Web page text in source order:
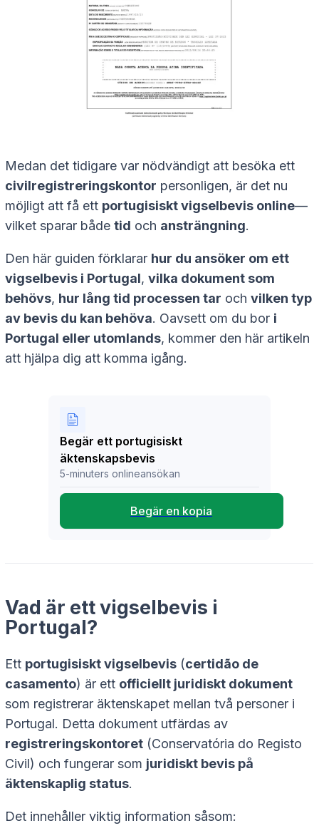
Medan det tidigare var nödvändigt att besöka ett
civilregistreringskontor personligen, är det nu
möjligt att få ett portugisiskt vigselbevis online—
vilket sparar både tid och ansträngning.
Den här guiden förklarar hur du ansöker om ett
vigselbevis i Portugal, vilka dokument som
behövs, hur lång tid processen tar och vilken typ
av bevis du kan behöva. Oavsett om du bor i
Portugal eller utomlands, kommer den här artikeln
att hjälpa dig att komma igång.
Begär ett portugisiskt
äktenskapsbevis
5-minuters onlineansökan
Begär en kopia
Vad är ett vigselbevis i
Portugal?
Ett portugisiskt vigselbevis (certidão de
casamento) är ett officiellt juridiskt dokument
som registrerar äktenskapet mellan två personer i
Portugal. Detta dokument utfärdas av
registreringskontoret (Conservatória do Registo
Civil) och fungerar som juridiskt bevis på
äktenskaplig status.
Det innehåller viktig information såsom: